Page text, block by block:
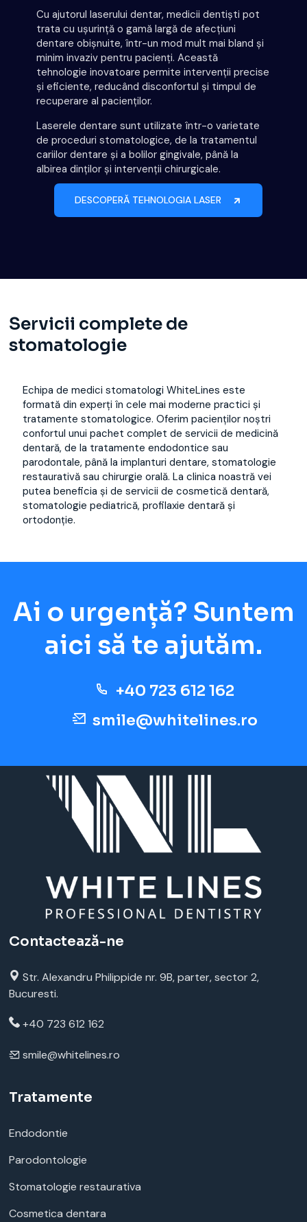
Cu ajutorul laserului dentar, medicii dentiști pot
trata cu ușurință o gamă largă de afecțiuni
dentare obișnuite, într-un mod mult mai bland și
minim invaziv pentru pacienți. Această
tehnologie inovatoare permite intervenții precise
și eficiente, reducând disconfortul și timpul de
recuperare al pacienților.
Laserele dentare sunt utilizate într-o varietate
de proceduri stomatologice, de la tratamentul
cariilor dentare și a bolilor gingivale, până la
albirea dinților și intervenții chirurgicale.
DESCOPERĂ TEHNOLOGIA LASER
Servicii complete de
stomatologie
Echipa de medici stomatologi WhiteLines este
formată din experți în cele mai moderne practici și
tratamente stomatologice. Oferim pacienților noștri
confortul unui pachet complet de servicii de medicină
dentară, de la tratamente endodontice sau
parodontale, până la implanturi dentare, stomatologie
restaurativă sau chirurgie orală. La clinica noastră vei
putea beneficia și de servicii de cosmetică dentară,
stomatologie pediatrică, profilaxie dentară și
ortodonție.
Ai o urgență? Suntem
aici să te ajutăm.
+40 723 612 162
smile@whitelines.ro
Contactează-ne
Str. Alexandru Philippide nr. 9B, parter, sector 2,
Bucuresti.
+40 723 612 162
smile@whitelines.ro
Tratamente
Endodontie
Parodontologie
Stomatologie restaurativa
Cosmetica dentara